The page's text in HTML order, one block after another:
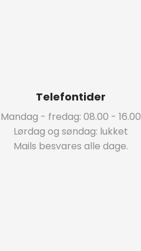
Telefontider
Mandag - fredag: 08.00 - 16.00
Lørdag og søndag: lukket
Mails besvares alle dage.